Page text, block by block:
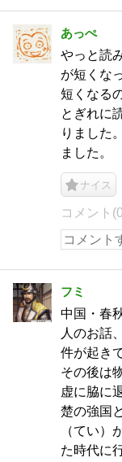
あっぺ
やっと読
が短くな
短くなる
とぎれに
りました
ました。
ナイス
コメント
フミ
中国・春
人のお話
件が起き
その後は
虚に脇に
楚の強国
（てい）
た時代に